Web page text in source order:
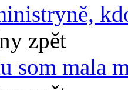
zpět
som mala